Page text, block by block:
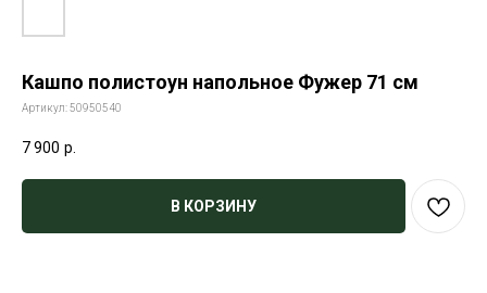
Кашпо полистоун напольное Фужер 71 см
Артикул:50950540
7 900 р.
В КОРЗИНУ